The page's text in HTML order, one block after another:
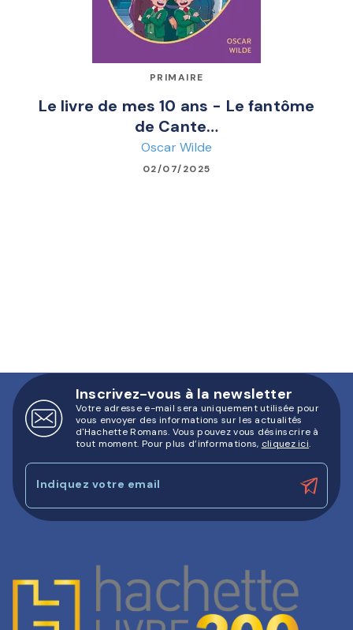
PRIMAIRE
Le livre de mes 10 ans - Le fantôme
de Cante…
Oscar Wilde
02/07/2025
Inscrivez-vous à la newsletter
Votre adresse e-mail sera uniquement utilisée pour
vous envoyer des informations sur les actualités
d'Hachette Romans. Vous pouvez vous désinscrire à
tout moment. Pour plus d’informations, cliquez ici.
Indiquez votre email